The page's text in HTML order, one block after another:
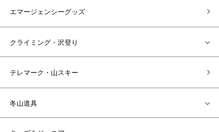
エマージェンシーグッズ
クライミング・沢登り
テレマーク・山スキー
冬山道具